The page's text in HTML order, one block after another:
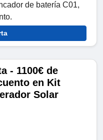
de batería C01,
- 1100€ de
en Kit
Solar